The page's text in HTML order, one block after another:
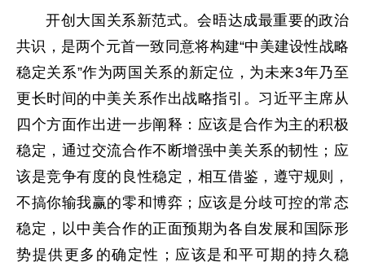
开创大国关系新范式。会晤达成最重要的政治
共识，是两个元首一致同意将构建“中美建设性战略
稳定关系”作为两国关系的新定位，为未来3年乃至
更长时间的中美关系作出战略指引。习近平主席从
四个方面作出进一步阐释：应该是合作为主的积极
稳定，通过交流合作不断增强中美关系的韧性；应
该是竞争有度的良性稳定，相互借鉴，遵守规则，
不搞你输我赢的零和博弈；应该是分歧可控的常态
稳定，以中美合作的正面预期为各自发展和国际形
势提供更多的确定性；应该是和平可期的持久稳